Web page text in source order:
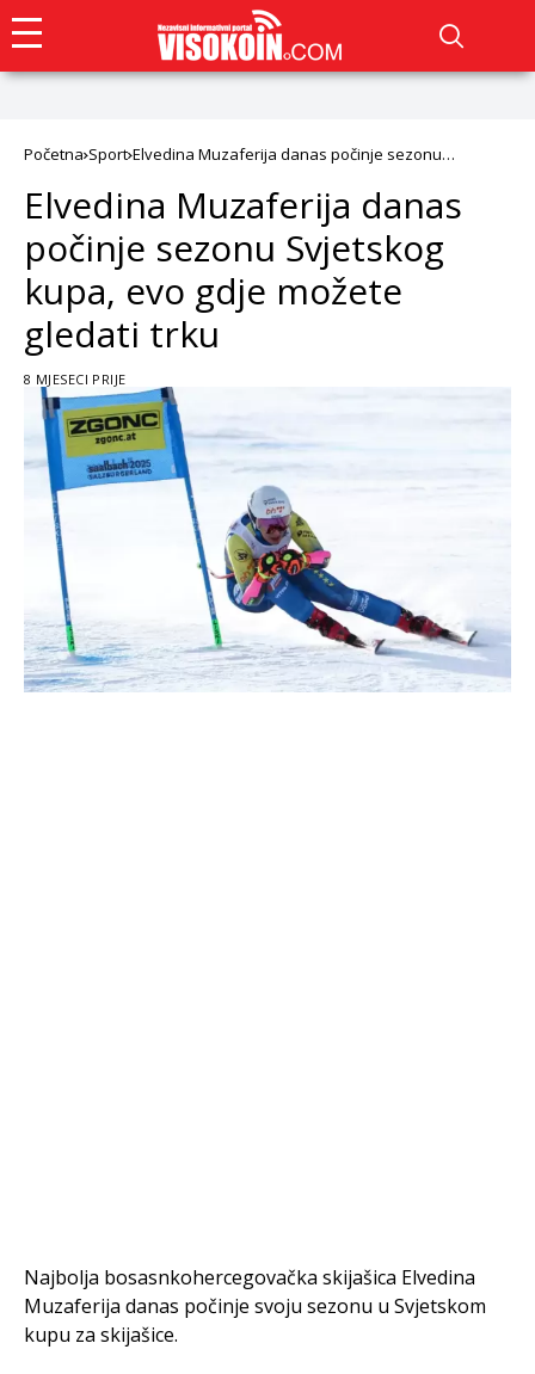
Početna Sport Elvedina Muzaferija danas počinje sezonu
Elvedina Muzaferija danas
počinje sezonu Svjetskog
kupa, evo gdje možete
gledati trku
8 MJESECI PRIJE
Najbolja bosasnkohercegovačka skijašica Elvedina
Muzaferija danas počinje svoju sezonu u Svjetskom
kupu za skijašice.